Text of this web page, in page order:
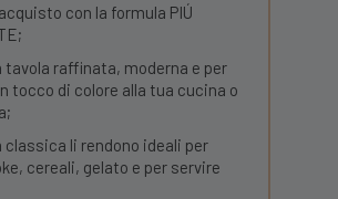
con la formula PIÚ
tavola raffinata, moderna e per
tocco di colore alla tua cucina o
classica li rendono ideali per
cereali, gelato e per servire